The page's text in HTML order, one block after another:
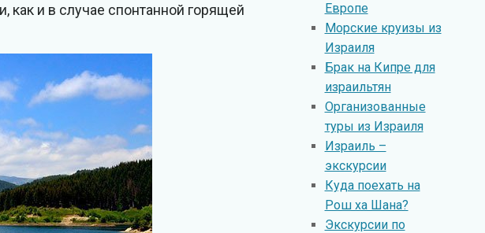
как и в случае спонтанной горящей
Европе
Морские круизы из
Израиля
Брак на Кипре для
израильтян
Организованные
туры из Израиля
Израиль –
экскурсии
Куда поехать на
Рош ха Шана?
Экскурсии по